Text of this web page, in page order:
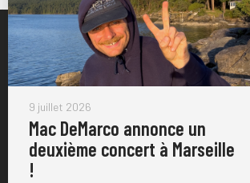
9 juillet 2026
Mac DeMarco annonce un
deuxième concert à Marseille
!